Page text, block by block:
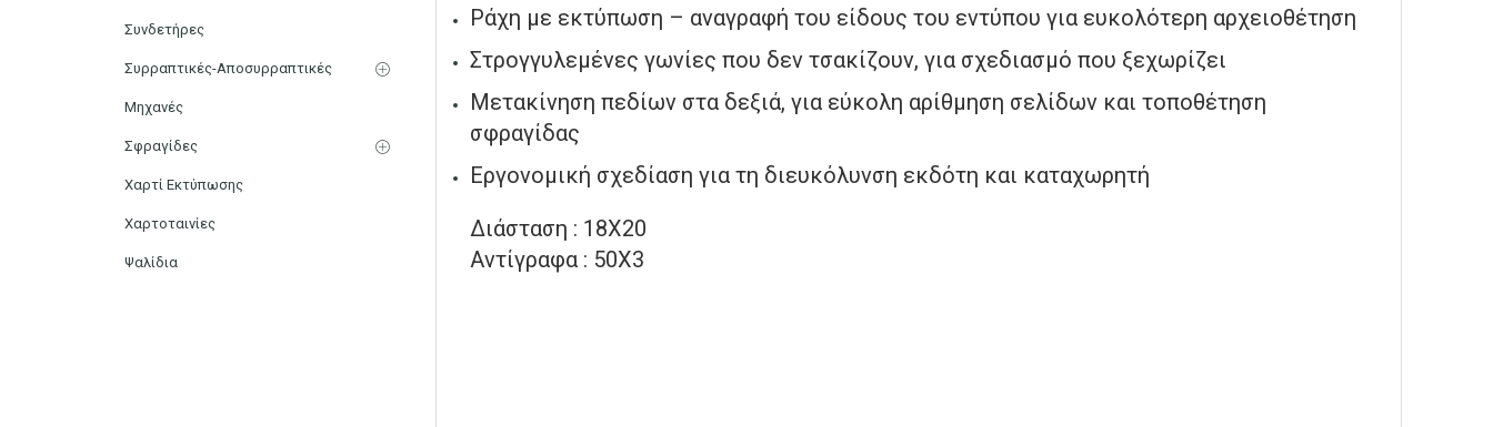
Ράχη με εκτύπωση – αναγραφή του είδους του εντύπου για ευκολότερη αρχειοθέτηση
Στρογγυλεμένες γωνίες που δεν τσακίζουν, για σχεδιασμό που ξεχωρίζει
Μετακίνηση πεδίων στα δεξιά, για εύκολη αρίθμηση σελίδων και τοποθέτηση
σφραγίδας
Εργονομική σχεδίαση για τη διευκόλυνση εκδότη και καταχωρητή
Διάσταση : 18Χ20
Αντίγραφα : 50Χ3
Συνδετήρες
Συρραπτικές-Αποσυρραπτικές
Μηχανές
Σφραγίδες
Χαρτί Εκτύπωσης
Χαρτοταινίες
Ψαλίδια